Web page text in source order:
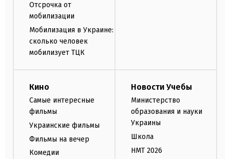
Отсрочка от
мобилизации
Мобилизация в Украине:
сколько человек
мобилизует ТЦК
Кино
Самые интересные
фильмы
Украинские фильмы
Фильмы на вечер
Комедии
Новости Учебы
Министерство
образования и науки
Украины
Школа
НМТ 2026